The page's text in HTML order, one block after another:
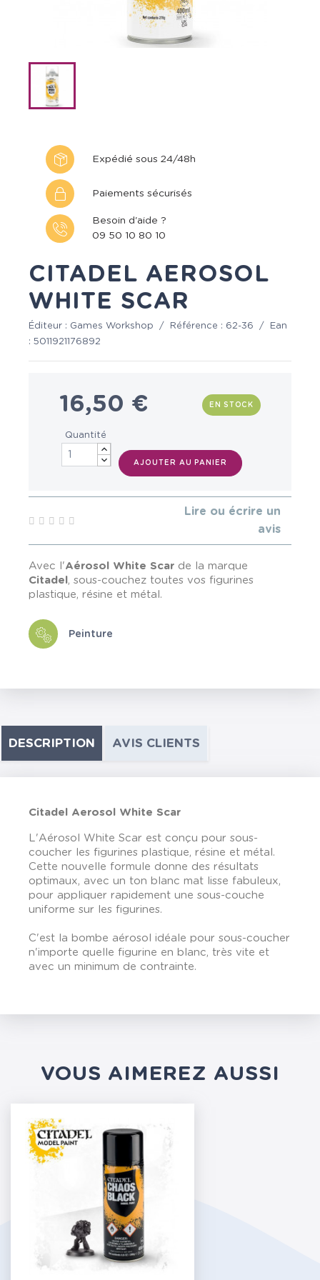
Expédié sous 24/48h
Paiements sécurisés
Besoin d'aide ?
09 50 10 80 10
CITADEL AEROSOL
WHITE SCAR
Éditeur : Games Workshop / Référence : 62-36 /
Ean
: 5011921176892
16,50 € EN STOCK
Quantité
AJOUTER AU PANIER
Lire ou écrire un
avis
Avec l'Aérosol White Scar de la marque
Citadel, sous-couchez toutes vos figurines
plastique, résine et métal.
Peinture
DESCRIPTION AVIS CLIENTS
Citadel Aerosol White Scar
L'Aérosol White Scar est conçu pour sous-
coucher les figurines plastique, résine et métal.
Cette nouvelle formule donne des résultats
optimaux, avec un ton blanc mat lisse fabuleux,
pour appliquer rapidement une sous-couche
uniforme sur les figurines.
C'est la bombe aérosol idéale pour sous-coucher
n'importe quelle figurine en blanc, très vite et
avec un minimum de contrainte.
VOUS AIMEREZ AUSSI